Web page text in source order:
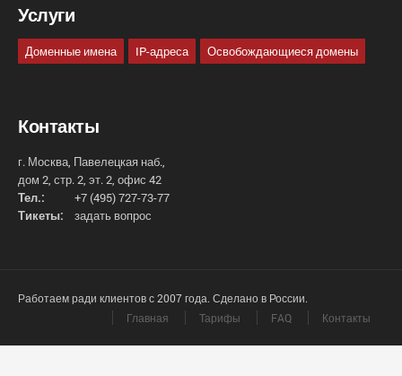
Услуги
Доменные имена IP-адреса Освобождающиеся домены
Контакты
г. Москва, Павелецкая наб.,
дом 2, стр. 2, эт. 2, офис 42
Тел.:
+7 (495) 727-73-77
Тикеты:
задать вопрос
Работаем ради клиентов с 2007 года. Сделано в России.
Главная
Тарифы FAQ Контакты